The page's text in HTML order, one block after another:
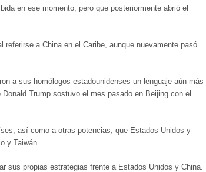
en ese momento, pero que posteriormente abrió el
referirse a China en el Caribe, aunque nuevamente pasó
a sus homólogos estadounidenses un lenguaje aún más
Trump sostuvo el mes pasado en Beijing con el
así como a otras potencias, que Estados Unidos y
y Taiwán.
sus propias estrategias frente a Estados Unidos y China.